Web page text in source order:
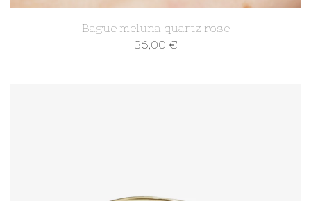
Bague meluna quartz rose
36,00 €